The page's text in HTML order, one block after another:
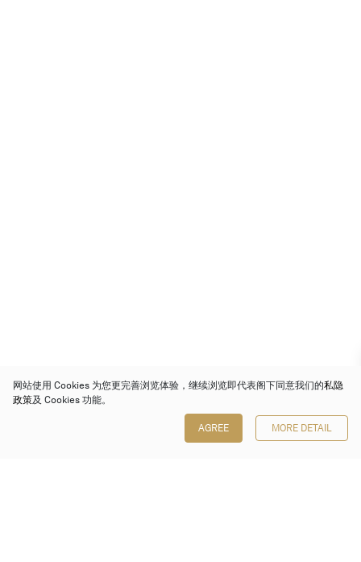
网站使用 Cookies 为您更完善浏览体验，继续浏览即代表阁下同意我们的私隐
政策及 Cookies 功能。
AGREE MORE DETAIL